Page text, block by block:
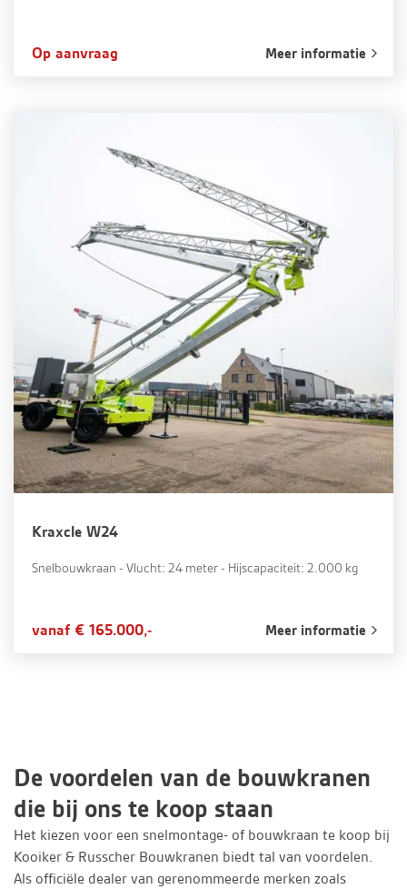
Op aanvraag Meer informatie
Kraxcle W24
Snelbouwkraan - Vlucht: 24 meter - Hijscapaciteit: 2.000 kg
vanaf € 165.000,- Meer informatie
De voordelen van de bouwkranen
die bij ons te koop staan
Het kiezen voor een snelmontage- of bouwkraan te koop bij
Kooiker & Russcher Bouwkranen biedt tal van voordelen.
Als officiële dealer van gerenommeerde merken zoals